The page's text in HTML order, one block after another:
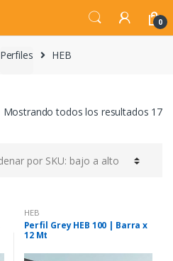
0
Perfiles HEB
Mostrando todos los resultados 17
HEB
Perfil Grey HEB 100 | Barra x
12 Mt